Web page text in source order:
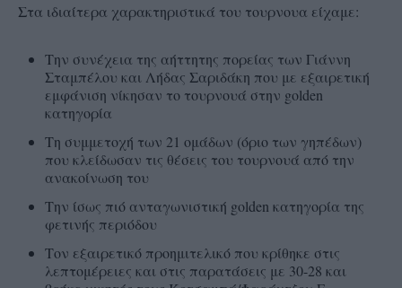
Στα ιδιαίτερα χαρακτηριστικά του τουρνουα είχαμε:
Tην συνέχεια της αήττητης πορείας των Γιάννη
Σταμπέλου και Λήδας Σαριδάκη που με εξαιρετική
εμφάνιση νίκησαν το τουρνουά στην golden
κατηγορία
Τη συμμετοχή των 21 ομάδων (όριο των γηπέδων)
που κλείδωσαν τις θέσεις του τουρνουά από την
ανακοίνωση του
Την ίσως πιό ανταγωνιστική golden κατηγορία της
φετινής περιόδου
Τον εξαιρετικό προημιτελικό που κρίθηκε στις
λεπτομέρειες και στις παρατάσεις με 30-28 και